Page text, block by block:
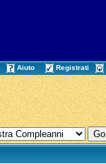
Aiuto Registrati